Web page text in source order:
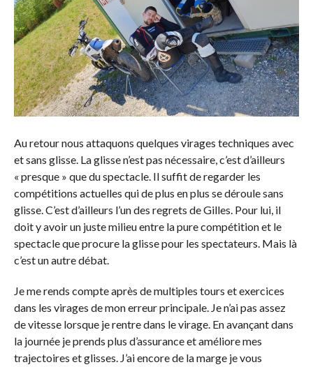
Au retour nous attaquons quelques virages techniques avec
et sans glisse. La glisse n’est pas nécessaire, c’est d’ailleurs
« presque » que du spectacle. Il suffit de regarder les
compétitions actuelles qui de plus en plus se déroule sans
glisse. C’est d’ailleurs l’un des regrets de Gilles. Pour lui, il
doit y avoir un juste milieu entre la pure compétition et le
spectacle que procure la glisse pour les spectateurs. Mais là
c’est un autre débat.
Je me rends compte après de multiples tours et exercices
dans les virages de mon erreur principale. Je n’ai pas assez
de vitesse lorsque je rentre dans le virage. En avançant dans
la journée je prends plus d’assurance et améliore mes
trajectoires et glisses. J’ai encore de la marge je vous